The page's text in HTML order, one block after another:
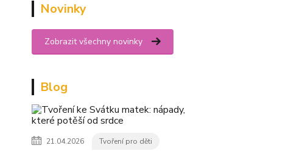
Novinky
Zobrazit všechny novinky
Blog
21.04.2026 Tvoření pro děti